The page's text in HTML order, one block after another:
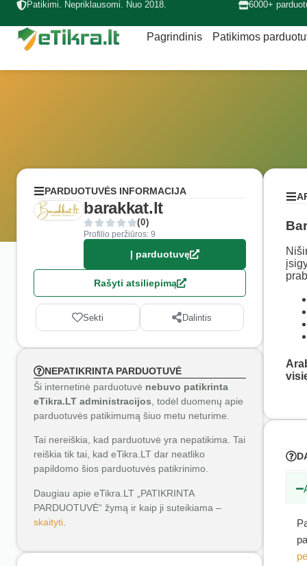
Patikimi. Nepriklausomi. Nuo 2018. 6000+
Pagrindinis Patikimos
PARDUOTUVĖS INFORMACIJA
barakkat.lt
(0)
Profilio peržiūros: 9
Į parduotuvę
Rašyti atsiliepimą
Sekti Dalintis
NEPATIKRINTA PARDUOTUVĖ
Ši internetinė parduotuvė nebuvo patikrinta
eTikra.LT administracijos , todėl duomenų apie
parduotuvės patikimumą šiuo metu neturime.
Tai nereiškia, kad parduotuvė yra nepatikima. Tai
reiškia tik tai, kad eTikra.LT dar neatliko
papildomo šios parduotuvės patikrinimo.
Daugiau apie eTikra.LT „PATIKRINTA
PARDUOTUVĖ“ žymą ir kaip ji suteikiama –
skaityti